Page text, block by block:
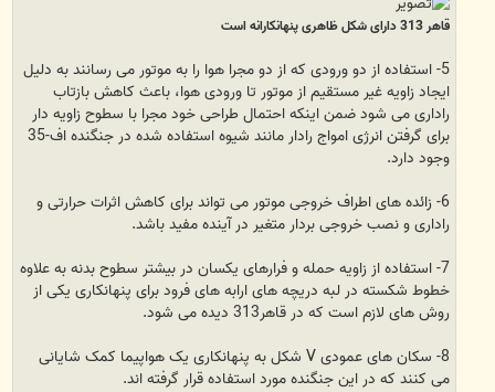
قاهر 313 دارای شکل ظاهری پنهانکارانه است
5- استفاده از دو ورودی که از دو مجرا هوا را به موتور می رسانند به دلیل
ایجاد زاویه غیر مستقیم از موتور تا ورودی هوا، باعث کاهش بازتاب
راداری می شود ضمن اینکه احتمال طراحی خود مجرا با سطوح زاویه دار
برای گرفتن انرژی امواج رادار مانند شیوه استفاده شده در جنگنده اف-35
وجود دارد.
6- زائده های اطراف خروجی موتور می تواند برای کاهش اثرات حرارتی و
راداری و نصب خروجی بردار متغیر در آینده مفید باشد.
7- استفاده از زاویه حمله و فرارهای یکسان در بیشتر سطوح بدنه به علاوه
خطوط شکسته در لبه دریچه های ارابه های فرود برای پنهانکاری یکی از
روش های لازم است که در قاهر313 دیده می شود.
8- سکان های عمودی V شکل به پنهانکاری یک هواپیما کمک شایانی
می کنند که در این جنگنده مورد استفاده قرار گرفته اند.